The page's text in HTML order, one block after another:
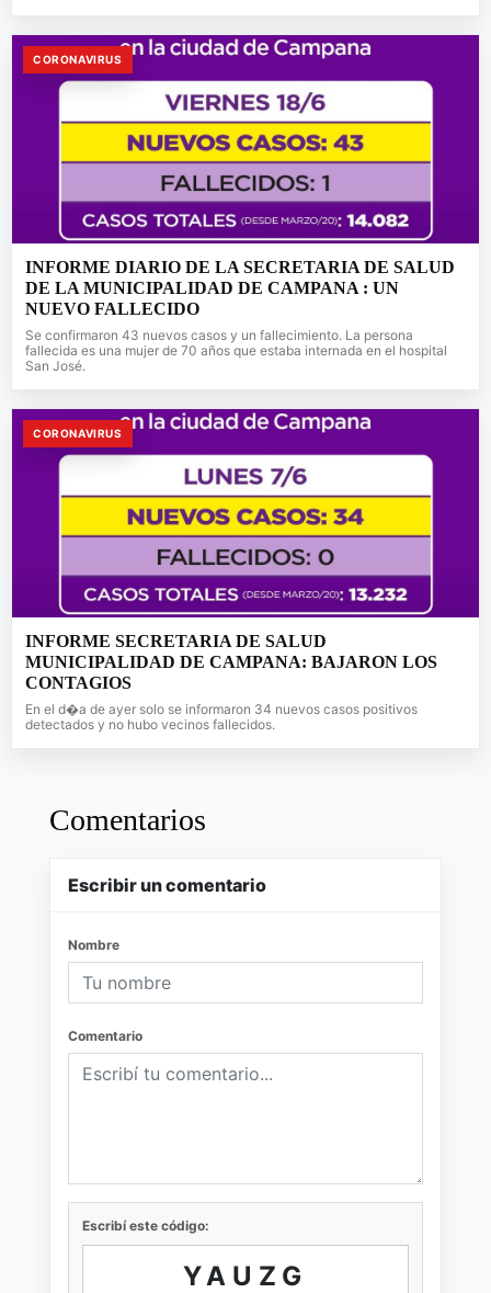
CORONAVIRUS
INFORME DIARIO DE LA SECRETARIA DE SALUD
DE LA MUNICIPALIDAD DE CAMPANA : UN
NUEVO FALLECIDO
Se confirmaron 43 nuevos casos y un fallecimiento. La persona
fallecida es una mujer de 70 años que estaba internada en el hospital
San José.
CORONAVIRUS
INFORME SECRETARIA DE SALUD
MUNICIPALIDAD DE CAMPANA: BAJARON LOS
CONTAGIOS
En el d�a de ayer solo se informaron 34 nuevos casos positivos
detectados y no hubo vecinos fallecidos.
Comentarios
Escribir un comentario
Nombre
Comentario
Escribí este código:
YAUZG